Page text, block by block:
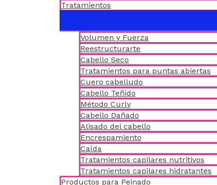
Tratamientos
Volumen y Fuerza
Reestructurarte
Cabello Seco
Tratamientos para puntas abiertas
Cuero cabelludo
Cabello Teñido
Método Curly
Cabello Dañado
Alisado del cabello
Encrespamiento
Caída
Tratamientos capilares nutritivos
Tratamientos capilares hidratantes
Productos para Peinado